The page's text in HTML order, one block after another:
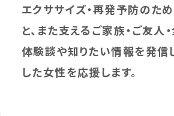
エクササイズ・再発予防のた
と、また支えるご家族・ご友人
体験談や知りたい情報を発信
した女性を応援します。